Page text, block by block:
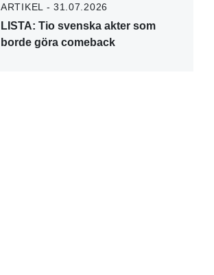
ARTIKEL - 31.07.2026
LISTA: Tio svenska akter som
borde göra comeback